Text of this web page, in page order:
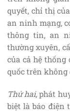
quyết, chỉ thị
an ninh mạng,
thông tin, an
thường xuyên,
của cả hệ
quốc trên không
Thứ hai,phát
biệt là báo điện